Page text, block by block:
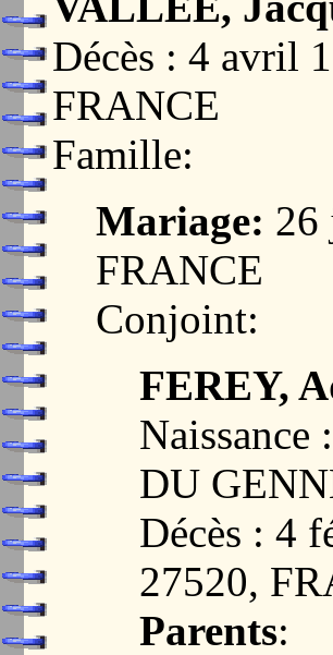
Décès : 4 avril
FRANCE
Famille:
Mariage: 26
FRANCE
Conjoint:
FEREY,
DU
Décès : 4
27520,
Parents: